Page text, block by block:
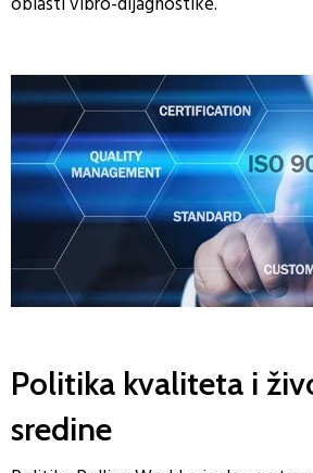
Politika kvaliteta i
sredine